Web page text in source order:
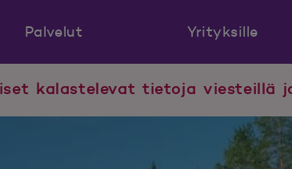
Palvelut Yrityksille
kalastelevat tietoja viesteillä